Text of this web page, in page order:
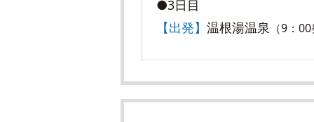
●3日目
【出発】 温根湯温泉 （9：